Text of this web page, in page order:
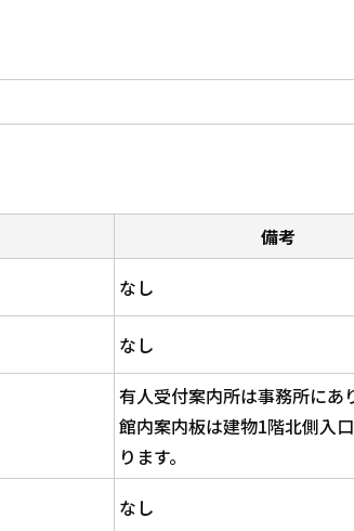
備考
なし
なし
有人受付案内所は事務所にあ
館内案内板は建物1階北側入
ります。
なし